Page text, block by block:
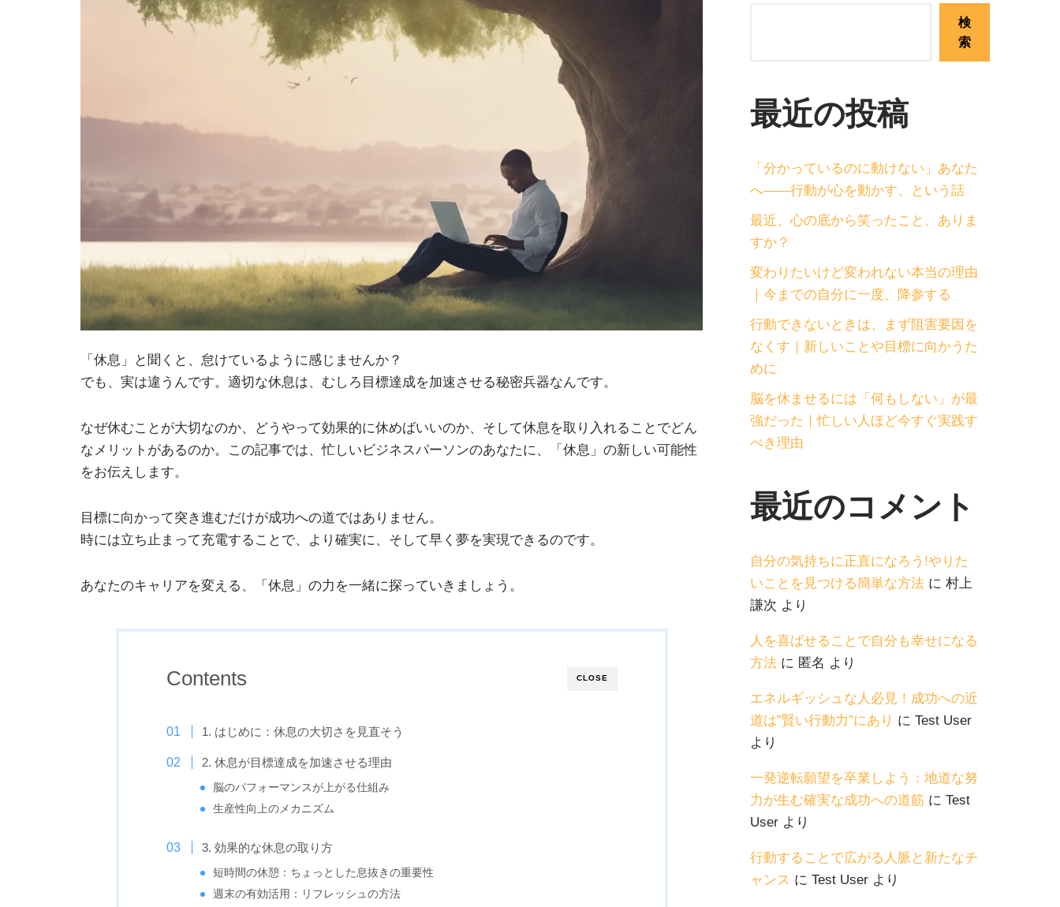
「休息」と聞くと、怠けているように感じませんか？
でも、実は違うんです。適切な休息は、むしろ目標達成を加速させる秘密兵器なんです。
なぜ休むことが大切なのか、どうやって効果的に休めばいいのか、そして休息を取り入れることでどん
なメリットがあるのか。この記事では、忙しいビジネスパーソンのあなたに、「休息」の新しい可能性
をお伝えします。
目標に向かって突き進むだけが成功への道ではありません。
時には立ち止まって充電することで、より確実に、そして早く夢を実現できるのです。
あなたのキャリアを変える、「休息」の力を一緒に探っていきましょう。
CLOSE
Contents
1. はじめに：休息の大切さを見直そう
2. 休息が目標達成を加速させる理由
脳のパフォーマンスが上がる仕組み
生産性向上のメカニズム
3. 効果的な休息の取り方
短時間の休憩：ちょっとした息抜きの重要性
週末の有効活用：リフレッシュの方法
検
索
最近の投稿
「分かっているのに動けない」あなた
へ——行動が心を動かす、という話
最近、心の底から笑ったこと、ありま
すか？
変わりたいけど変われない本当の理由
｜今までの自分に一度、降参する
行動できないときは、まず阻害要因を
なくす｜新しいことや目標に向かうた
めに
脳を休ませるには「何もしない」が最
強だった｜忙しい人ほど今すぐ実践す
べき理由
最近のコメント
自分の気持ちに正直になろう!やりた
いことを見つける簡単な方法 に 村上
謙次 より
人を喜ばせることで自分も幸せになる
方法 に 匿名 より
エネルギッシュな人必見！成功への近
道は”賢い行動力”にあり に Test User
より
一発逆転願望を卒業しよう：地道な努
力が生む確実な成功への道筋 に Test
User より
行動することで広がる人脈と新たなチ
ャンス に Test User より